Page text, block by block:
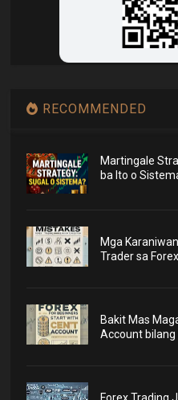
RECOMMENDED
Martingale
ba Ito o
Mga
Trader sa
Bakit Mas
Account bilang
Forex Trading